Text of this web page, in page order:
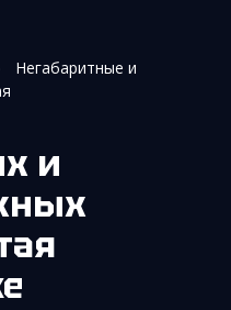
Негабаритные и
и